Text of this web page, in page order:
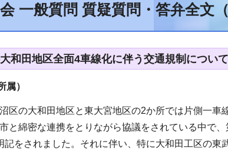
一般質問 質疑質問・答弁全文
和田地区全面4車線化に伴う交通規制について
属）
区の大和田地区と東大宮地区の2か所では片側一
と綿密な連携をとりながら協議をされている中で
をされました。それに伴い、特に大和田工区の東